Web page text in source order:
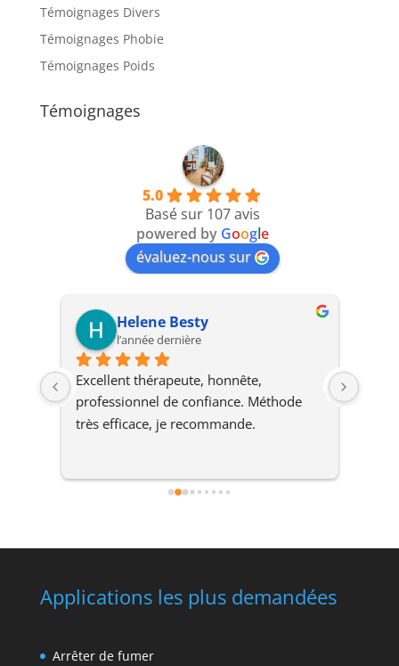
Témoignages Divers
Témoignages Phobie
Témoignages Poids
Témoignages
5.0
Basé sur 107 avis
powered by Google
évaluez-nous sur
Helene Besty
l’année dernière
Excellent thérapeute, honnête,
professionnel de confiance. Méthode
très efficace, je recommande.
Applications les plus demandées
Arrêter de fumer